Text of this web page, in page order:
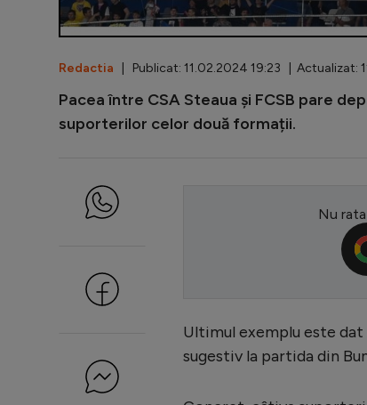
Redactia | Publicat: 11.02.2024 19:23 | Actualizat:
Pacea între CSA Steaua și FCSB pare
suporterilor celor două formații.
Nu
Ultimul exemplu este
sugestiv la partida din